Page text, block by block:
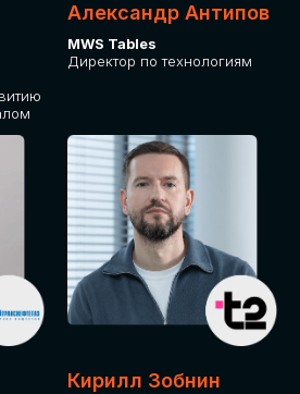
Александр Антипов
MWS Tables
Директор по технологиям
Кирилл Зобнин
GLOBAL
своим
Будем рады